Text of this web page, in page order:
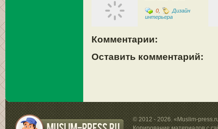
0,
Дизайн
интерьера
Комментарии:
Оставить комментарий:
© 2012 - 2026. «Muslim-